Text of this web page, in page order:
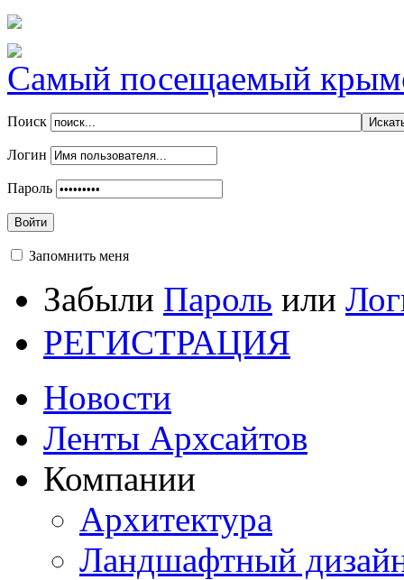
Самый посещаемый
Поиск
Логин
Пароль
Войти
Запомнить меня
Забыли Пароль или
РЕГИСТРАЦИЯ
Новости
Ленты Архсайтов
Компании
Архитектура
Ландшафтный